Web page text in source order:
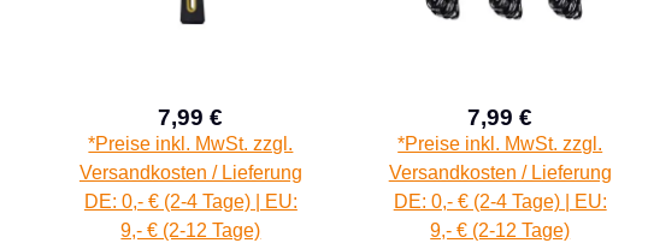
Regulärer Preis:
7,99 €
*Preise inkl. MwSt. zzgl.
Versandkosten / Lieferung
DE: 0,- € (2-4 Tage) | EU:
9,- € (2-12 Tage)
Regulärer Preis:
7,99 €
*Preise inkl. MwSt. zzgl.
Versandkosten / Lieferung
DE: 0,- € (2-4 Tage) | EU:
9,- € (2-12 Tage)